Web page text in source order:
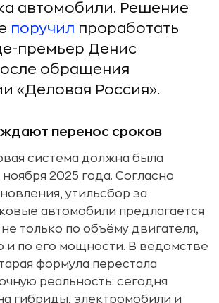
автомобили. Решение
поручил проработать
премьер Денис
обращения
«Деловая Россия».
перенос сроков
система должна была
ноября 2025 года. Согласно
утильсбор за
автомобили предлагается
только по объёму двигателя,
и по его мощности. В ведомстве
формула перестала
реальность: сегодня
гибриды, электромобили и